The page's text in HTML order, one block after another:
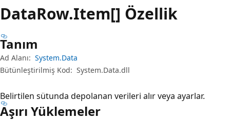
DataRow.Item[] Özellik
Tanım
Ad Alanı: System.Data
Bütünleştirilmiş Kod: System.Data.dll
Belirtilen sütunda depolanan verileri alır veya ayarlar.
Aşırı Yüklemeler